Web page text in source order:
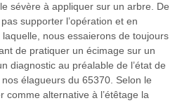
sévère à appliquer sur un arbre. De
supporter l’opération et en
laquelle, nous essaierons de toujours
de pratiquer un écimage sur un
diagnostic au préalable de l’état de
élagueurs du 65370. Selon le
comme alternative à l’étêtage la